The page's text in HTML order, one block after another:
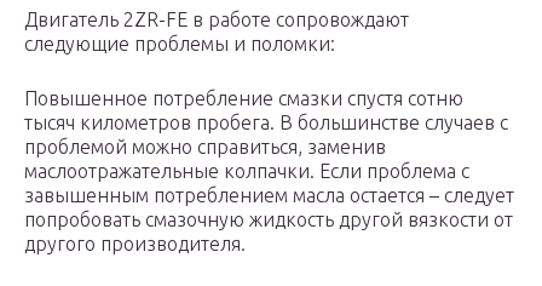
Двигатель 2ZR-FE в работе сопровождают
следующие проблемы и поломки:
Повышенное потребление смазки спустя сотню
тысяч километров пробега. В большинстве случаев с
проблемой можно справиться, заменив
маслоотражательные колпачки. Если проблема с
завышенным потреблением масла остается – следует
попробовать смазочную жидкость другой вязкости от
другого производителя.